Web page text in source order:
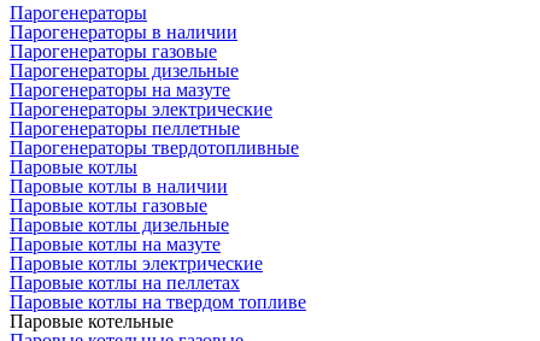
Парогенераторы
Парогенераторы в наличии
Парогенераторы газовые
Парогенераторы дизельные
Парогенераторы на мазуте
Парогенераторы электрические
Парогенераторы пеллетные
Парогенераторы твердотопливные
Паровые котлы
Паровые котлы в наличии
Паровые котлы газовые
Паровые котлы дизельные
Паровые котлы на мазуте
Паровые котлы электрические
Паровые котлы на пеллетах
Паровые котлы на твердом топливе
Паровые котельные